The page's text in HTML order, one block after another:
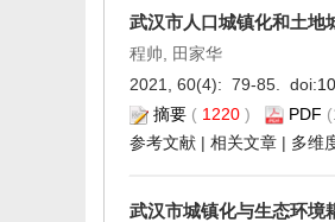
武汉市人口城镇化和土地
程帅, 田家华
2021, 60(4): 79-85. doi:
摘要 ( 1220 ) PDF
参考文献 | 相关文章 | 多维
武汉市城镇化与生态环境